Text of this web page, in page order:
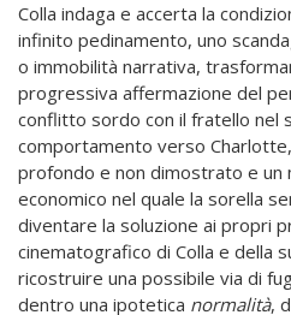
Colla indaga e accerta la
infinito pedinamento, uno
o immobilità narrativa,
progressiva affermazione del
conflitto sordo con il fratello nel
comportamento verso
profondo e non dimostrato e un
economico nel quale la sorella
diventare la soluzione ai propri
cinematografico di Colla e della
ricostruire una possibile via di
dentro una ipotetica normalità,